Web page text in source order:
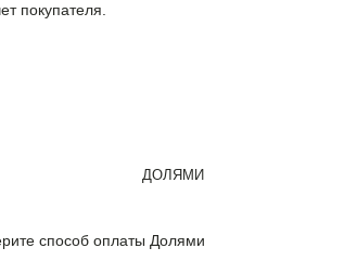
покупателя.
ДОЛЯМИ
способ оплаты Долями